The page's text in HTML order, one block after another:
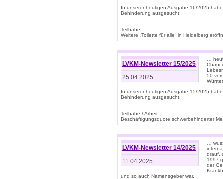
In unserer heutigen Ausgabe 16/2025
Behinderung ausgesucht:
Teilhabe
Weitere „Toilette für alle“ in Heidelberg
LVKM-Newsletter 15/2025
25.04.2025
…
50
In unserer heutigen Ausgabe 15/2025
Behinderung ausgesucht:
Teilhabe / Arbeit
Beschäftigungsquote schwerbehinderter
LVKM-Newsletter 14/2025
11.04.2025
…
drauf,
1997
der
und so auch Namensgeber war.